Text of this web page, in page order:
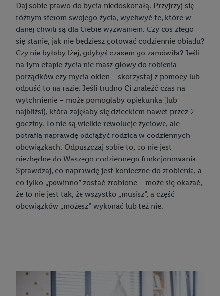
Daj sobie prawo do bycia niedoskonałą. Przyjrzyj się
różnym sferom swojego życia, wychwyć te, które w
danej chwili są dla Ciebie wyzwaniem. Czy coś złego
się stanie, jak nie będziesz gotować codziennie obiadu?
Czy nie byłoby lżej, gdybyś czasem go zamówiła? Jeśli
na tym etapie życia nie masz głowy do robienia
porządków czy mycia okien – skorzystaj z pomocy lub
odpuść to na razie. Jeśli trudno Ci znaleźć czas na
wytchnienie – może pomogłaby opiekunka (lub
najbliżsi), która zajęłaby się dzieckiem nawet przez 2
godziny. To nie są wielkie rewolucje życiowe, ale
potrafią naprawdę odciążyć rodzica w codziennych
obowiązkach. Odpuszczaj sobie to, co nie jest
niezbędne do Waszego codziennego funkcjonowania.
Sprawdzaj, co naprawdę jest konieczne do zrobienia, a
co tylko „powinno” zostać zrobione – może się okazać,
że to nie jest tak, że wszystko „musisz”, a część
obowiązków „możesz” wykonać lub też nie.